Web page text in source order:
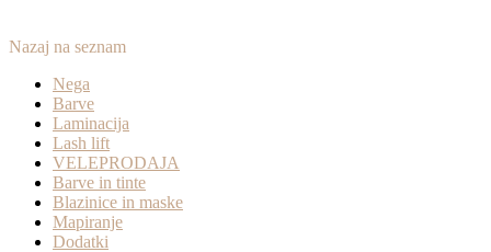
Nazaj na seznam
Nega
Barve
Laminacija
Lash lift
VELEPRODAJA
Barve in tinte
Blazinice in maske
Mapiranje
Dodatki